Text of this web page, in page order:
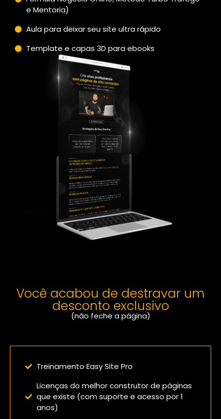
e Mentoria)
Aula para deixar seu site ultra rápido
Template e capas 3D para ebooks
Você acabou de destravar um
desconto exclusivo
(não feche a página)
Confira o que você vai receber:
Treinamento Easy Site Pro
Licenças do melhor construtor de páginas
que existe (com suporte e acesso por 1
anos)